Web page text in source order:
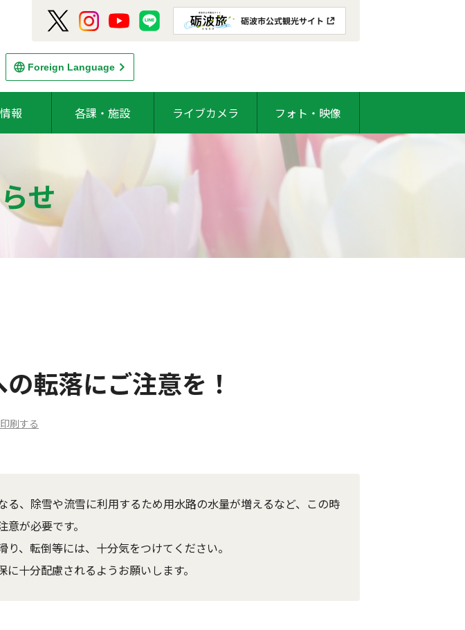
Foreign Language
報 各課・施設 ライブカメラ フォト・映像
せ
転落にご注意を！
刷する
、除雪や流雪に利用するため用水路の水量が増えるなど、この時
が必要です。
、転倒等には、十分気をつけてください。
十分配慮されるようお願いします。